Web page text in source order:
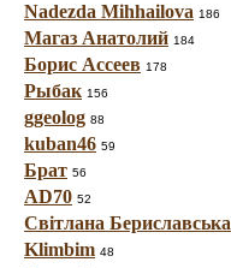
Nadezda Mihhailova 186
Магаз Анатолий 184
Борис Ассеев 178
Рыбак 156
ggeolog 88
kuban46 59
Брат 56
AD70 52
Світлана Бериславська
Klimbim 48